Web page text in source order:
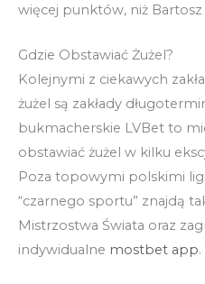
więcej punktów, niż Bartosz
Gdzie Obstawiać Żużel?
Kolejnymi z ciekawych
żużel są zakłady
bukmacherskie LVBet to
obstawiać żużel w kilku
Poza topowymi polskimi
“czarnego sportu” znajdą
Mistrzostwa Świata oraz
indywidualne mostbet app.